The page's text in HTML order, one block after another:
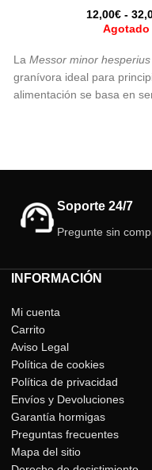
12,00€ -
Agotado
La Messor minor hesperius
granívora ideal para
alimentación se basa en
Soporte 24/7
Pregunte sin
INFORMACIÓN
Mi cuenta
Carrito
Aviso Legal
Política de cookies
Política de privacidad
Envíos y Devoluciones
Garantía hormigas
Preguntas frecuentes
Mapa del sitio